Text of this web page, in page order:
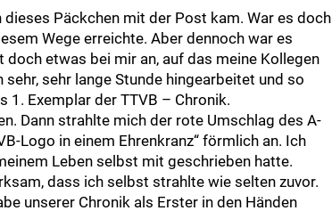
Päckchen mit der Post kam. War es doch
Wege erreichte. Aber dennoch war es
etwas bei mir an, auf das meine Kollegen
sehr lange Stunde hingearbeitet und so
Exemplar der TTVB – Chronik.
Dann strahlte mich der rote Umschlag des A-
Logo in einem Ehrenkranz“ förmlich an. Ich
Leben selbst mit geschrieben hatte.
dass ich selbst strahlte wie selten zuvor.
unserer Chronik als Erster in den Händen